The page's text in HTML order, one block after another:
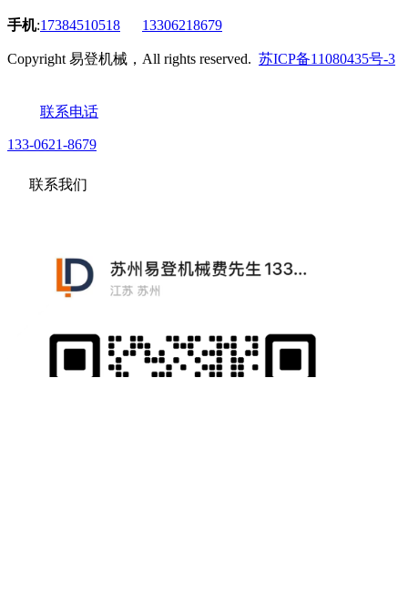
手机:17384510518 13306218679
Copyright 易登机械，All rights reserved. 苏ICP备11080435号-3
联系电话
133-0621-8679
联系我们